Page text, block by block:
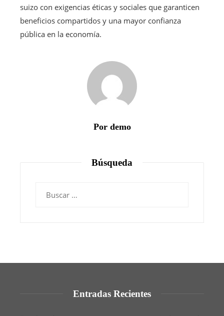
suizo con exigencias éticas y sociales que garanticen
beneficios compartidos y una mayor confianza
pública en la economía.
Por demo
Búsqueda
Entradas Recientes